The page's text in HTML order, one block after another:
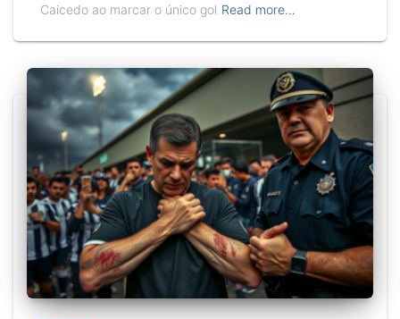
Caicedo ao marcar o único gol Read more…